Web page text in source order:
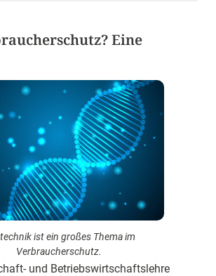
Eine
ist ein großes Thema im
Verbraucherschutz.
und Betriebswirtschaftslehre